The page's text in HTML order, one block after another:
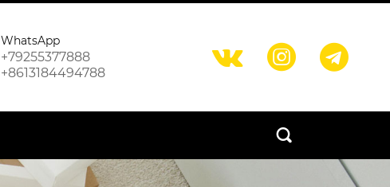
WhatsApp
+79255377888
+8613184494788
  
